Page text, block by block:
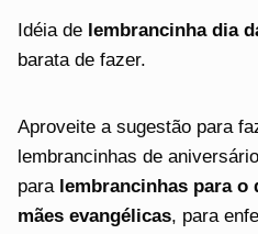
Idéia de lembrancinha dia
barata de fazer.
Aproveite a sugestão para
lembrancinhas de
paralembrancinhas para o
mães evangélicas, para